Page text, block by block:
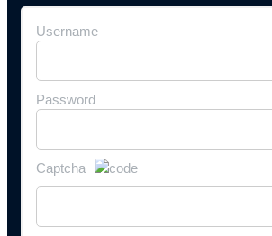
Username
Password
Captcha